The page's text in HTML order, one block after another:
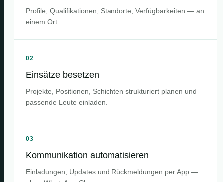
Profile, Qualifikationen, Standorte, Verfügbarkeiten — an
einem Ort.
02
Einsätze besetzen
Projekte, Positionen, Schichten strukturiert planen und
passende Leute einladen.
03
Kommunikation automatisieren
Einladungen, Updates und Rückmeldungen per App —